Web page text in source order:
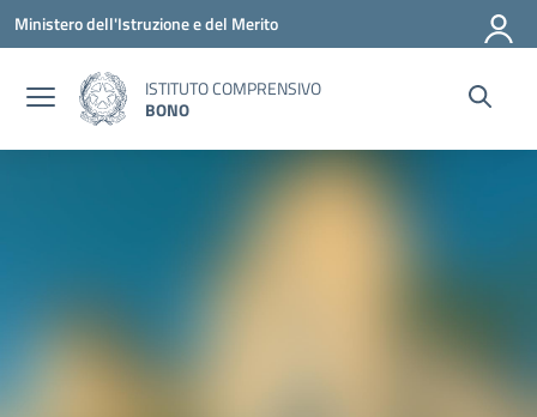
Vai ai contenuti
Vai al menu di navigazione
Vai al footer
Ministero dell'Istruzione e del Merito
ISTITUTO COMPRENSIVO
BONO